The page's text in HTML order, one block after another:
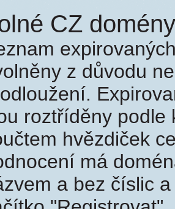
CZ
z důvodu
roztříděny podle
hvězdiček
má
a bez číslic